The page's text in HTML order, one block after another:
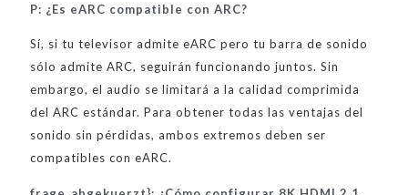
P: ¿Es eARC compatible con ARC?
Sí, si tu televisor admite eARC pero tu barra de sonido
sólo admite ARC, seguirán funcionando juntos. Sin
embargo, el audio se limitará a la calidad comprimida
del ARC estándar. Para obtener todas las ventajas del
sonido sin pérdidas, ambos extremos deben ser
compatibles con eARC.